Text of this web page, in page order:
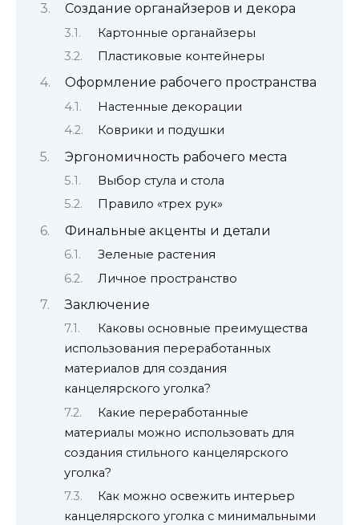
Создание органайзеров и декора
Картонные органайзеры
Пластиковые контейнеры
Оформление рабочего пространства
Настенные декорации
Коврики и подушки
Эргономичность рабочего места
Выбор стула и стола
Правило «трех рук»
Финальные акценты и детали
Зеленые растения
Личное пространство
Заключение
Каковы основные преимущества
использования переработанных
материалов для создания
канцелярского уголка?
Какие переработанные
материалы можно использовать для
создания стильного канцелярского
уголка?
Как можно освежить интерьер
канцелярского уголка с минимальными